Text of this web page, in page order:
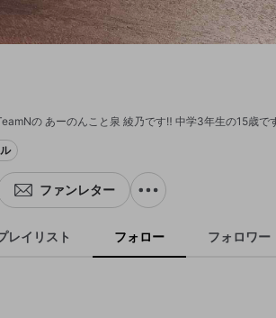
ファンレター
の あーのんこと泉 綾乃です‼️ 中学3年生の15歳で
レイリスト フォロー フォロワー